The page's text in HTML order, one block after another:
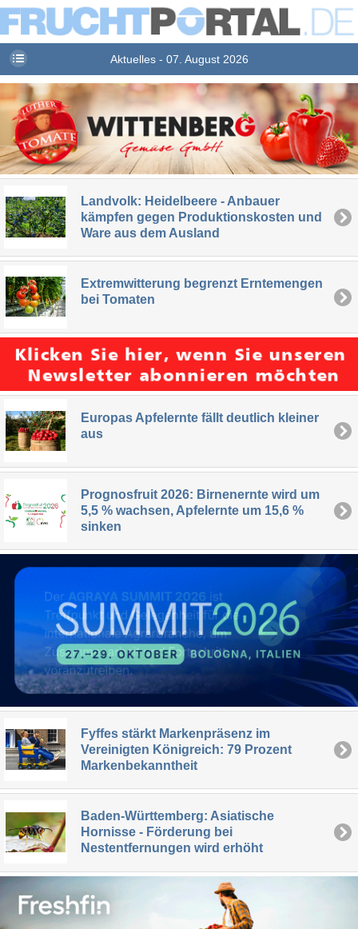
Aktuelles - 07. August 2026
Landvolk: Heidelbeere - Anbauer
kämpfen gegen Produktionskosten und
Ware aus dem Ausland
Extremwitterung begrenzt Erntemengen
bei Tomaten
Europas Apfelernte fällt deutlich kleiner
aus
Prognosfruit 2026: Birnenernte wird um
5,5 % wachsen, Apfelernte um 15,6 %
sinken
Fyffes stärkt Markenpräsenz im
Vereinigten Königreich: 79 Prozent
Markenbekanntheit
Baden-Württemberg: Asiatische
Hornisse - Förderung bei
Nestentfernungen wird erhöht